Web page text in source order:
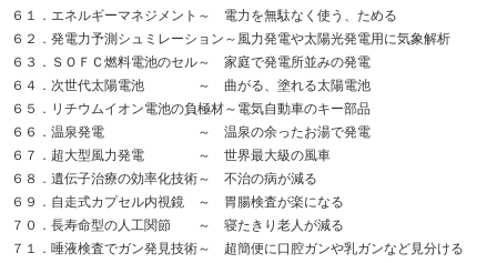
６１．エネルギーマネジメント～ 電力を無駄なく使う、ためる
６２．発電力予測シュミレーション～風力発電や太陽光発電用に気象解析
６３．ＳＯＦＣ燃料電池のセル～ 家庭で発電所並みの発電
６４．次世代太陽電池 ～ 曲がる、塗れる太陽電池
６５．リチウムイオン電池の負極材～電気自動車のキー部品
６６．温泉発電 ～ 温泉の余ったお湯で発電
６７．超大型風力発電 ～ 世界最大級の風車
６８．遺伝子治療の効率化技術～ 不治の病が減る
６９．自走式カプセル内視鏡 ～ 胃腸検査が楽になる
７０．長寿命型の人工関節 ～ 寝たきり老人が減る
７１．唾液検査でガン発見技術～ 超簡便に口腔ガンや乳ガンなど見分ける